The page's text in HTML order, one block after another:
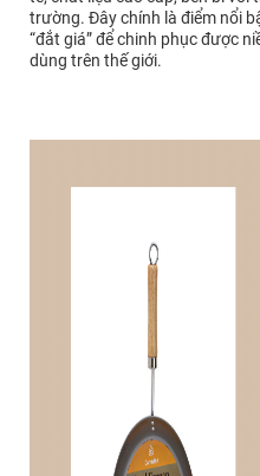
trường. Đây chính là điểm nổi
“đắt giá” để chinh phục được
dùng trên thế giới.